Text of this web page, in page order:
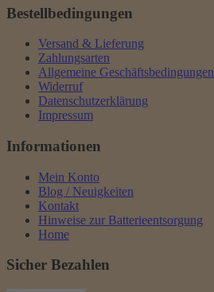
Bestellbedingungen
Versand & Lieferung
Zahlungsarten
Allgemeine Geschäftsbedingungen
Widerruf
Datenschutzerklärung
Impressum
Informationen
Mein Konto
Blog / Neuigkeiten
Kontakt
Hinweise zur Batterieentsorgung
Home
Sicher Bezahlen